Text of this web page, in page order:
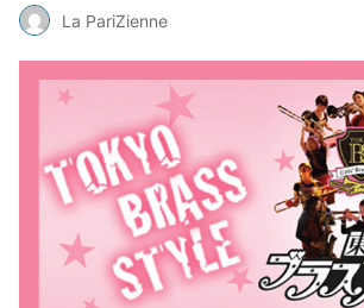
La PariZienne